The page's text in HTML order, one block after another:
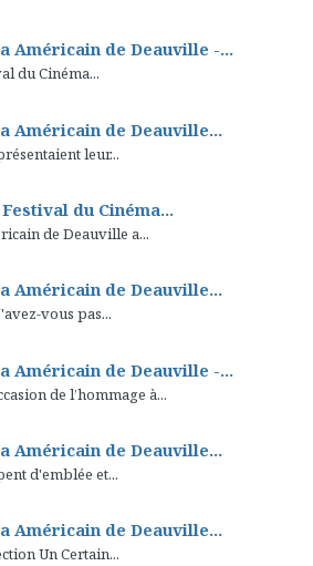
Américain de Deauville -...
du Cinéma...
Américain de Deauville...
leur...
du Cinéma...
de Deauville a...
Américain de Deauville...
vous pas...
Américain de Deauville -...
de l’hommage à...
Américain de Deauville...
d'emblée et...
Américain de Deauville...
Un Certain...